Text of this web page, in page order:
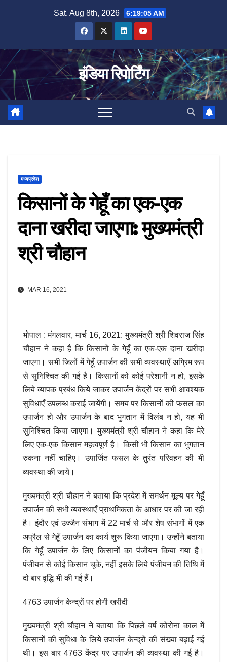
Sat. Aug 8th, 2026 6:19:05 AM
इंडिया रिपोर्टिंग
मध्यप्रदेश
किसानों के गेहूँ का एक-एक
दाना खरीदा जाएगा: मुख्यमंत्री
श्री चौहान
MAR 16, 2021
भोपाल : मंगलवार, मार्च 16, 2021: मुख्यमंत्री श्री शिवराज सिंह
चौहान ने कहा है कि किसानों के गेहूँ का एक-एक दाना खरीदा
जाएगा। सभी जिलों में गेहूँ उपार्जन की सभी व्यवस्थाएँ अग्रिम रूप
से सुनिश्चित की गई है। किसानों को कोई परेशानी न हो, इसके
लिये व्यापक प्रबंध किये जाकर उपार्जन केंद्रों पर सभी आवश्यक
सुविधाएँ उपलब्ध कराई जायेंगी। समय पर किसानों की फसल का
उपार्जन हो और उपार्जन के बाद भुगतान में विलंब न हो, यह भी
सुनिश्चित किया जाएगा। मुख्यमंत्री श्री चौहान ने कहा कि मेरे
लिए एक-एक किसान महत्वपूर्ण है। किसी भी किसान का भुगतान
रुकना नहीं चाहिए। उपार्जित फसल के तुरंत परिवहन की भी
व्यवस्था की जाये।
मुख्यमंत्री श्री चौहान ने बताया कि प्रदेश में समर्थन मूल्य पर गेहूँ
उपार्जन की सभी व्यवस्थाएँ प्राथमिकता के आधार पर की जा रही
है। इंदौर एवं उज्जैन संभाग में 22 मार्च से और शेष संभागों में एक
अप्रैल से गेहूँ उपार्जन का कार्य शुरू किया जाएगा। उन्होंने बताया
कि गेहूँ उपार्जन के लिए किसानों का पंजीयन किया गया है।
पंजीयन से कोई किसान चूके, नहीं इसके लिये पंजीयन की तिथि में
दो बार वृद्धि भी की गई हैं।
4763 उपार्जन केन्द्रों पर होगी खरीदी
मुख्यमंत्री श्री चौहान ने बताया कि पिछले वर्ष कोरोना काल में
किसानों की सुविधा के लिये उपार्जन केन्द्रों की संख्या बढ़ाई गई
थी। इस बार 4763 केंद्र पर उपार्जन की व्यवस्था की गई है।